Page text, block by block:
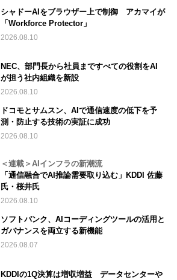
シャドーAIをブラウザー上で制御 アカマイが
「Workforce Protector」
2026.08.10
NEC、部門長から社員まですべての役割をAI
が担う社内組織を新設
2026.08.10
ドコモとサムスン、AIで通信速度の低下を予
測・防止する技術の実証に成功
2026.08.10
＜連載＞AIインフラの新潮流
「通信融合でAI推論需要取り込む」KDDI 佐藤
氏・桜井氏
2026.08.10
ソフトバンク、AIコーディングツールの活用と
ガバナンスを両立する新機能
2026.08.07
KDDIの1Q決算は増収増益 データセンターや